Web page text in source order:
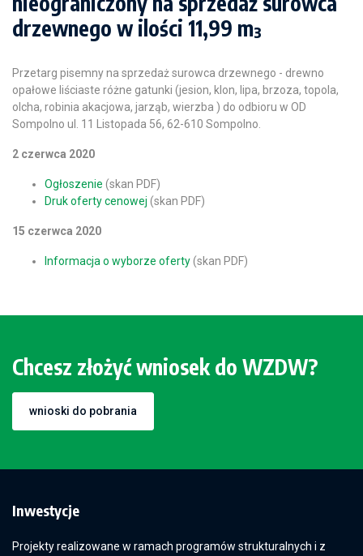
drzewnego w ilości 11,99 m³
Przetarg pisemny na sprzedaż surowca drzewnego - drewno
opałowe liściaste różne gatunki (jesion, klon, lipa, brzoza, topola,
olcha, robinia akacjowa, jarząb, wierzba ) do odbioru w OD
Sompolno ul. 11 Listopada 56, 62-610 Sompolno.
2 czerwca 2020
Ogłoszenie (skan PDF)
Druk oferty cenowej (skan PDF)
15 czerwca 2020
Informacja o wyborze oferty(skan PDF)
Chcesz złożyć wniosek do WZDW?
wnioski do pobrania
Inwestycje
Projekty realizowane w ramach programów strukturalnych i z